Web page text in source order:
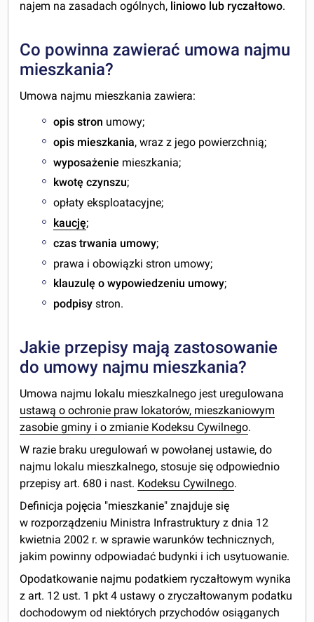
najem na zasadach ogólnych, liniowo lub ryczałtowo.
Co powinna zawierać umowa najmu
mieszkania?
Umowa najmu mieszkania zawiera:
opis stron umowy;
opis mieszkania, wraz z jego powierzchnią;
wyposażenie mieszkania;
kwotę czynszu;
opłaty eksploatacyjne;
kaucję;
czas trwania umowy;
prawa i obowiązki stron umowy;
klauzulę o wypowiedzeniu umowy;
podpisy stron.
Jakie przepisy mają zastosowanie
do umowy najmu mieszkania?
Umowa najmu lokalu mieszkalnego jest uregulowana
ustawą o ochronie praw lokatorów, mieszkaniowym
zasobie gminy i o zmianie Kodeksu Cywilnego.
W razie braku uregulowań w powołanej ustawie, do
najmu lokalu mieszkalnego, stosuje się odpowiednio
przepisy art. 680 i nast. Kodeksu Cywilnego.
Definicja pojęcia "mieszkanie" znajduje się
w rozporządzeniu Ministra Infrastruktury z dnia 12
kwietnia 2002 r. w sprawie warunków technicznych,
jakim powinny odpowiadać budynki i ich usytuowanie.
Opodatkowanie najmu podatkiem ryczałtowym wynika
z art. 12 ust. 1 pkt 4 ustawy o zryczałtowanym podatku
dochodowym od niektórych przychodów osiąganych